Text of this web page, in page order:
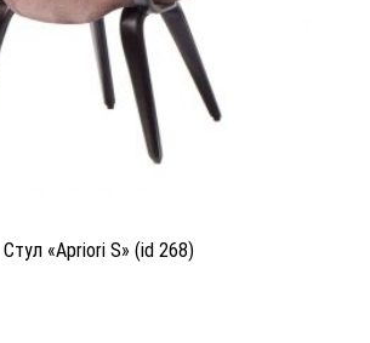
Стул «Apriori S» (id 268)